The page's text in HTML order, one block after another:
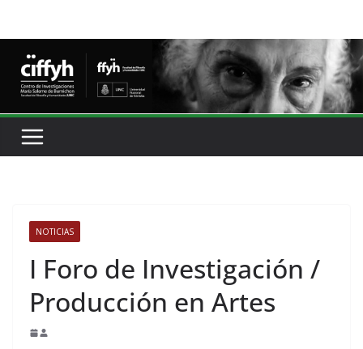
NOTICIAS
I Foro de Investigación /
Producción en Artes